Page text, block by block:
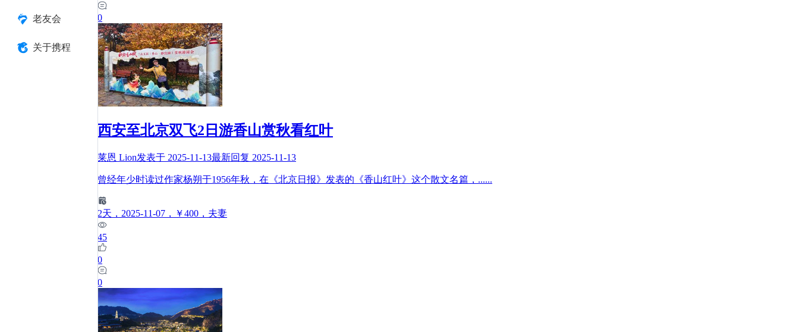
老友会
关于携程
0
西安至北京双飞2日游香山赏秋看红叶
莱恩 Lion发表于 2025-11-13最新回复 2025-11-13
曾经年少时读过作家杨朔于1956年秋，在《北京日报》发表的《香山红叶》这个散文名篇， ......
2天 ，2025-11-07 ，￥400 ，夫妻
45
0
0